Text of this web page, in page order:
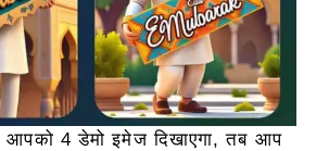
4 डेमो इमेज दिखाएगा, तब आप